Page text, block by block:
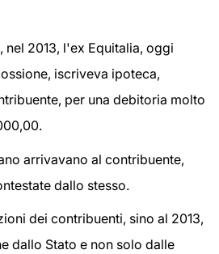
nel 2013, l'ex Equitalia, oggi
iscriveva ipoteca,
per una debitoria molto
arrivavano al contribuente,
dallo stesso.
dei contribuenti, sino al 2013,
dallo Stato e non solo dalle